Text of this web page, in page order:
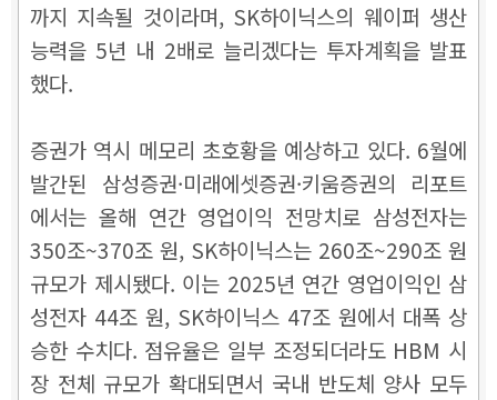
까지 지속될 것이라며, SK하이닉스의 웨이퍼 생산
능력을 5년 내 2배로 늘리겠다는 투자계획을 발표
했다.
증권가 역시 메모리 초호황을 예상하고 있다. 6월에
발간된 삼성증권·미래에셋증권·키움증권의 리포트
에서는 올해 연간 영업이익 전망치로 삼성전자는
350조~370조 원, SK하이닉스는 260조~290조 원
규모가 제시됐다. 이는 2025년 연간 영업이익인 삼
성전자 44조 원, SK하이닉스 47조 원에서 대폭 상
승한 수치다. 점유율은 일부 조정되더라도 HBM 시
장 전체 규모가 확대되면서 국내 반도체 양사 모두